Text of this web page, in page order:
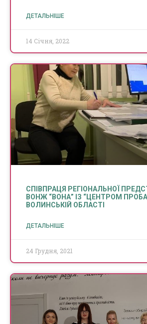
ДЕТАЛЬНІШЕ
14 Січня, 2022
СПІВПРАЦЯ РЕГІОНАЛЬНОЇ
ВОНЖ “ВОНА” ІЗ “ЦЕНТРОМ
ВОЛИНСЬКІЙ ОБЛАСТІ
ДЕТАЛЬНІШЕ
24 Грудня, 2021